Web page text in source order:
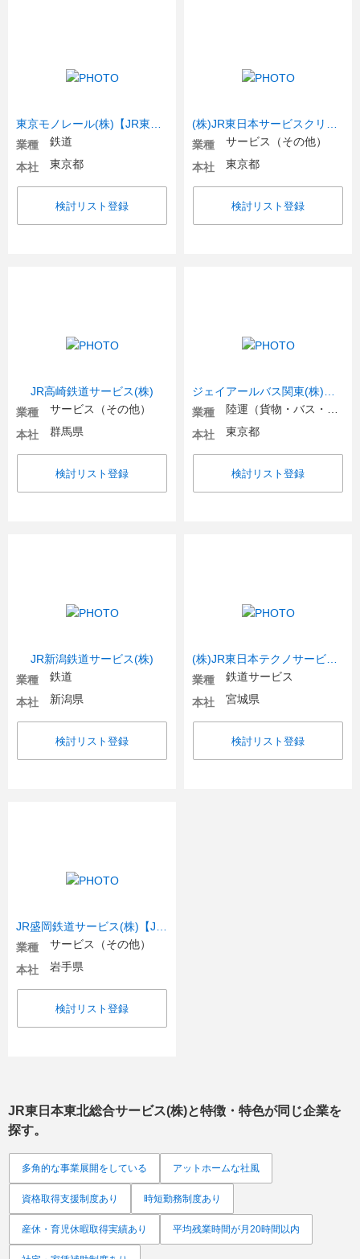
業種
鉄道
本社
東京都
検討リスト登録
業種
サービス（その他）
本社
東京都
検討リスト登録
JR高崎鉄道サービス(株)
業種
サービス（その他）
本社
群馬県
検討リスト登録
業種
本社
東京都
検討リスト登録
JR新潟鉄道サービス(株)
業種
鉄道
本社
新潟県
検討リスト登録
業種
鉄道サービス
本社
宮城県
検討リスト登録
業種
サービス（その他）
本社
岩手県
検討リスト登録
JR東日本東北総合サービス(株)と特徴・特色が同じ企業を
探す。
多角的な事業展開をしている アットホームな社風
資格取得支援制度あり 時短勤務制度あり
産休・育児休暇取得実績あり 平均残業時間が月20時間以内